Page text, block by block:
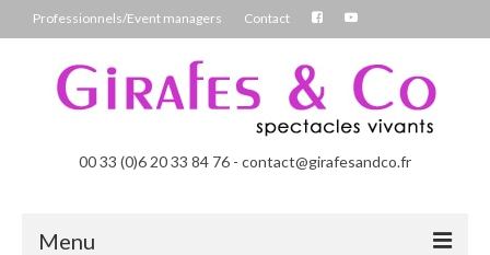
Professionnels/Event managers Contact
00 33 (0)6 20 33 84 76 - contact@girafesandco.fr
Menu